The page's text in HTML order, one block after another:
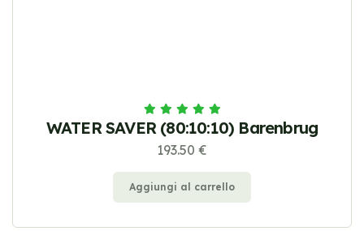
WATER SAVER (80:10:10) Barenbrug
193.50 €
Aggiungi al carrello